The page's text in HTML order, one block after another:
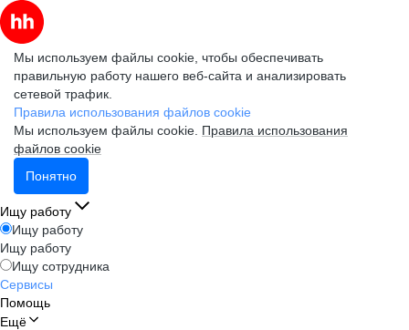
Мы используем файлы cookie, чтобы обеспечивать
правильную работу нашего веб-сайта и анализировать
сетевой трафик.
Правила использования файлов cookie
Мы используем файлы cookie. Правила использования
файлов cookie
Понятно
Ищу работу
Ищу работу
Ищу работу
Ищу сотрудника
Сервисы
Помощь
Ещё